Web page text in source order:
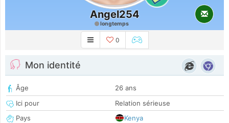
Angel254
longtemps
0
Mon identité
Âge
26 ans
Ici pour
Relation sérieuse
Pays
Kenya